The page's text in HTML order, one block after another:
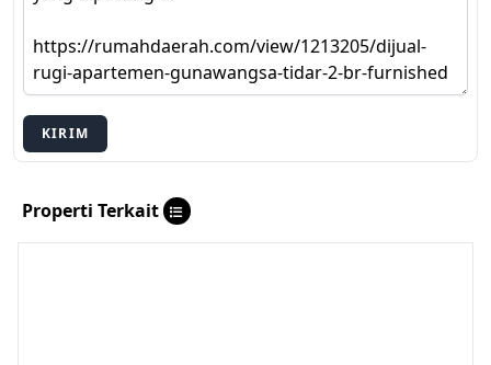
KIRIM
Properti Terkait